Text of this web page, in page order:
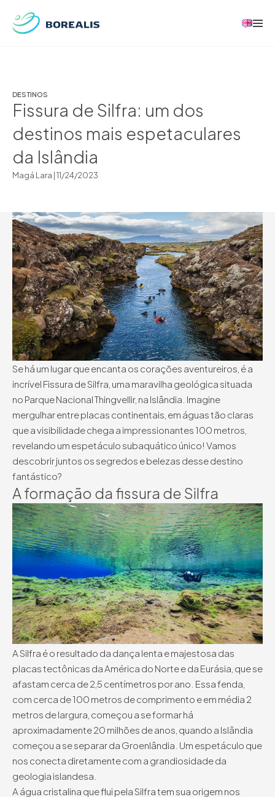
DESTINOS
Fissura de Silfra: um dos
destinos mais espetaculares
da Islândia
Magá Lara |11/24/2023
Se há um lugar que encanta os corações aventureiros, é a
incrível Fissura de Silfra, uma maravilha geológica situada
no Parque Nacional Thingvellir, na Islândia. Imagine
mergulhar entre placas continentais, em águas tão claras
que a visibilidade chega a impressionantes 100 metros,
revelando um espetáculo subaquático único! Vamos
descobrir juntos os segredos e belezas desse destino
fantástico?
A formação da fissura de Silfra
A Silfra é o resultado da dança lenta e majestosa das
placas tectônicas da América do Norte e da Eurásia, que se
afastam cerca de 2,5 centímetros por ano. Essa fenda,
com cerca de 100 metros de comprimento e em média 2
metros de largura, começou a se formar há
aproximadamente 20 milhões de anos, quando a Islândia
começou a se separar da Groenlândia. Um espetáculo que
nos conecta diretamente com a grandiosidade da
geologia islandesa.
A água cristalina que flui pela Silfra tem sua origem nos